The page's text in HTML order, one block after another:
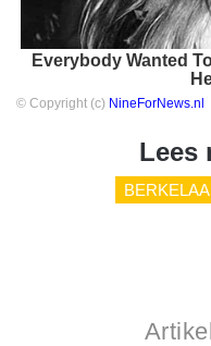
Everybody Wanted
© Copyright (c) NineForNews.nl
Lees